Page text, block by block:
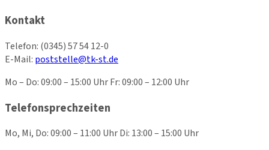
Kontakt
Telefon: (0345) 57 54 12-0
E-Mail: poststelle@tk-st.de
Mo – Do: 09:00 – 15:00 Uhr Fr: 09:00 – 12:00 Uhr
Telefonsprechzeiten
Mo, Mi, Do: 09:00 – 11:00 Uhr Di: 13:00 – 15:00 Uhr